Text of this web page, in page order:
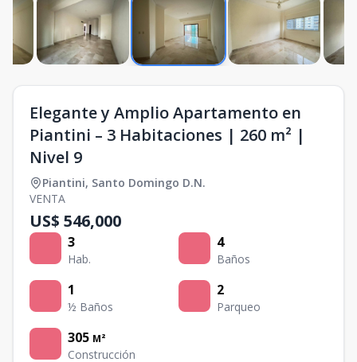
Elegante y Amplio Apartamento en
Piantini – 3 Habitaciones | 260 m² |
Nivel 9
Piantini, Santo Domingo D.N.
VENTA
US$ 546,000
3
Hab.
4
Baños
1
½ Baños
2
Parqueo
305 M²
Construcción